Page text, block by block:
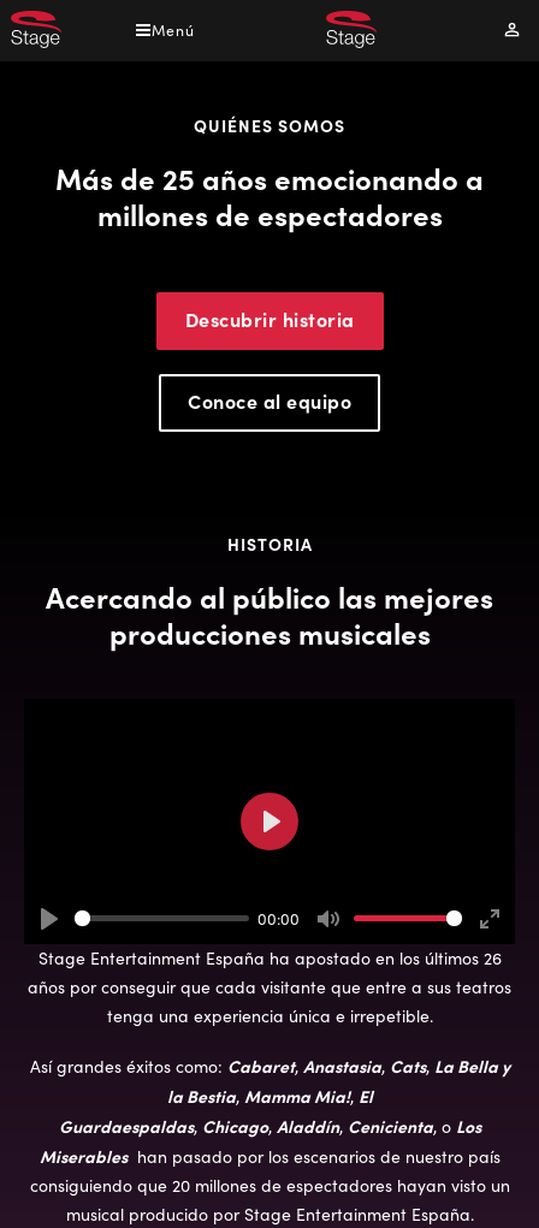
Pasar
al
Menú
Mi
Descubrir historia
Conoce al equipo
QUIÉNES SOMOS
Más de 25 años emocionando a
millones de espectadores
HISTORIA
Acercando al público las mejores
producciones musicales
Stage Entertainment España ha apostado en los últimos 26
años por conseguir que cada visitante que entre a sus teatros
tenga una experiencia única e irrepetible.
Así grandes éxitos como: Cabaret, Anastasia, Cats, La Bella y
la Bestia, Mamma Mia!, El
Guardaespaldas, Chicago, Aladdín, Cenicienta, o Los
Miserableshan pasado por los escenarios de nuestro país
consiguiendo que 20 millones de espectadores hayan visto un
musical producido por Stage Entertainment España.
Play
00:00
Mute
Enter
Play